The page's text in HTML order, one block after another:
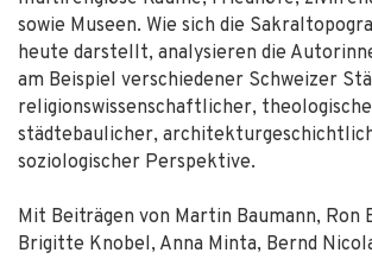
sowie Museen. Wie sich die
heute darstellt, analysieren die
am Beispiel verschiedener Schweizer
religionswissenschaftlicher,
städtebaulicher,
soziologischer Perspektive.
Mit Beiträgen von Martin Baumann, Ron
Brigitte Knobel, Anna Minta, Bernd